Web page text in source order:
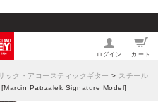
ログイン カート
ック・アコースティックギター > スチール
Patrzalek Signature Model]